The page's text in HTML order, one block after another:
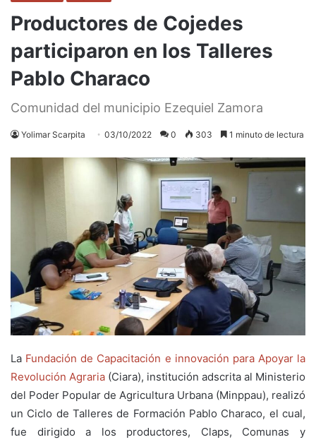
Productores de Cojedes
participaron en los Talleres
Pablo Characo
Comunidad del municipio Ezequiel Zamora
Yolimar Scarpita 03/10/2022 0 303 1 minuto de lectura
La Fundación de Capacitación e innovación para Apoyar la
Revolución Agraria (Ciara), institución adscrita al Ministerio
del Poder Popular de Agricultura Urbana (Minppau), realizó
un Ciclo de Talleres de Formación Pablo Characo, el cual,
fue dirigido a los productores, Claps, Comunas y